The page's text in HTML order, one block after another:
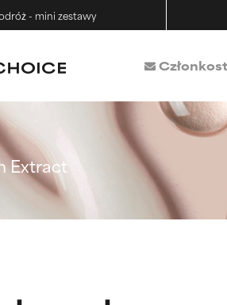
- mini zestawy
Extract